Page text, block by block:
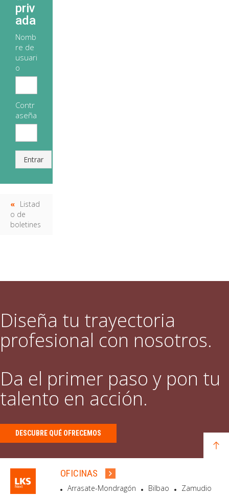
priv
ada
Nomb
re de
usuari
o
Contr
aseña
Entrar
Listad
o de
boletines
Diseña tu trayectoria
profesional con nosotros.
Da el primer paso y pon tu
talento en acción.
DESCUBRE QUÉ OFRECEMOS
OFICINAS
Arrasate-Mondragón Bilbao
Zamudio